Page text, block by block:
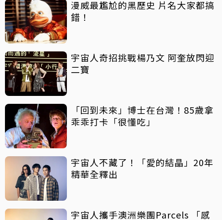
漫威最尷尬的黑歷史 片名大家都搞
錯！
宇宙人奇招挑戰楊乃文 阿奎放閃迎
二寶
「回到未來」博士在台灣！85歲拿
乖乖打卡「很懂吃」
宇宙人不藏了！「愛的結晶」20年
精華全釋出
宇宙人攜手澳洲樂團Parcels 「感